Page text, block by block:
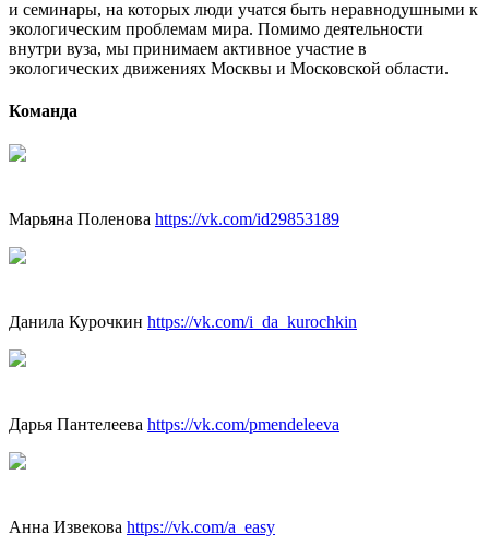
и семинары, на которых люди учатся быть неравнодушными к
экологическим проблемам мира. Помимо деятельности
внутри вуза, мы принимаем активное участие в
экологических движениях Москвы и Московской области.
Команда
Марьяна Поленова https://vk.com/id29853189
Данила Курочкин https://vk.com/i_da_kurochkin
Дарья Пантелеева https://vk.com/pmendeleeva
Анна Извекова https://vk.com/a_easy